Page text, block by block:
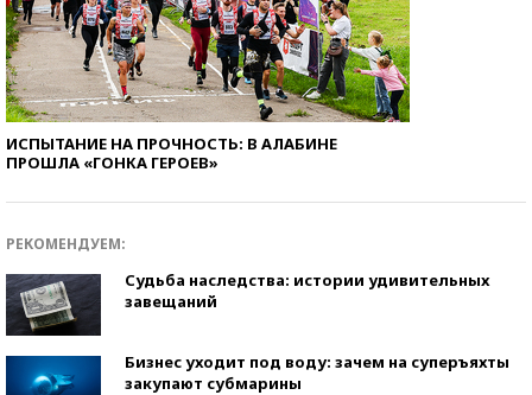
ИСПЫТАНИЕ НА ПРОЧНОСТЬ: В АЛАБИНЕ
ПРОШЛА «ГОНКА ГЕРОЕВ»
РЕКОМЕНДУЕМ:
Судьба наследства: истории удивительных
завещаний
Бизнес уходит под воду: зачем на суперъяхты
закупают субмарины